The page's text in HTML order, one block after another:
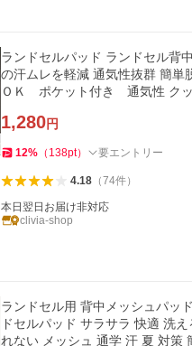
ランドセルパッド ランドセル背
の汗ムレを軽減 通気性抜群 簡
ＯＫ ポケット付き 通気性 ク
1,280円
12% （ 138pt） 要エントリー
4.18（74件）
本日翌日お届け非対応
clivia-shop
ランドセル用 背中メッシュパッ
ドセルパッド サラサラ 快適 洗
れない メッシュ 通学 汗 夏 対